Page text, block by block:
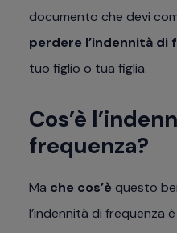
documento che devi
perdere l’indennità di
tuo figlio o tua figlia.
Cos’è
frequenza?
Ma che cos’è questo
l’indennità di frequenza